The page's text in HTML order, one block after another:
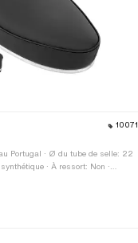
10071
Portugal · Ø du tube de selle: 22
· À ressort: Non ·